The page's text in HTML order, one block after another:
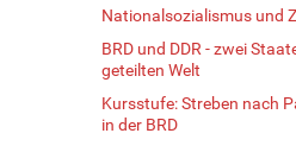
Nationalsozialismus und
BRD und DDR - zwei
geteilten Welt
Kursstufe: Streben nach
in der BRD